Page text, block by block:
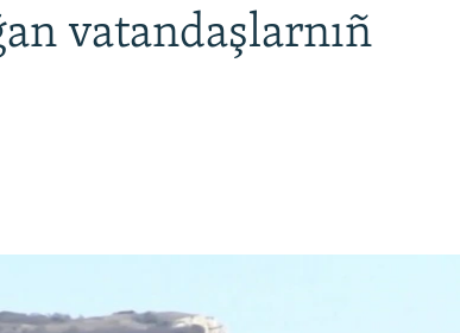
vatandaşlarnıñ